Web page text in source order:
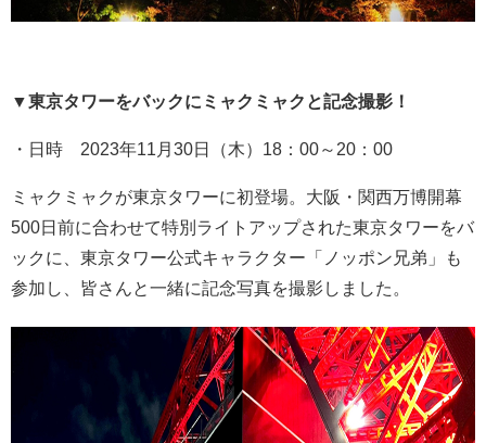
▼東京タワーをバックにミャクミャクと記念撮影！
・日時 2023年11月30日（木）18：00～20：00
ミャクミャクが東京タワーに初登場。大阪・関西万博開幕
500日前に合わせて特別ライトアップされた東京タワーをバ
ックに、東京タワー公式キャラクター「ノッポン兄弟」も
参加し、皆さんと一緒に記念写真を撮影しました。